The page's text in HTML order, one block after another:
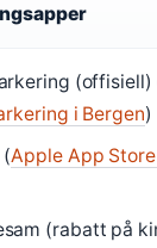
(offisiell)
i Bergen)
Apple App
(rabatt på